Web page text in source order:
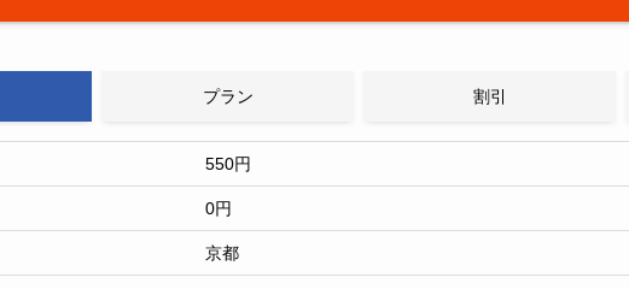
プラン 割引
550円
0円
京都